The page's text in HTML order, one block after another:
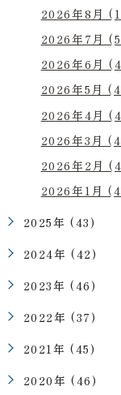
2026年8月
2026年7月
2026年6月
2026年5月
2026年4月
2026年3月
2026年2月
2026年1月
2025年 (43)
2024年 (42)
2023年 (46)
2022年 (37)
2021年 (45)
2020年 (46)